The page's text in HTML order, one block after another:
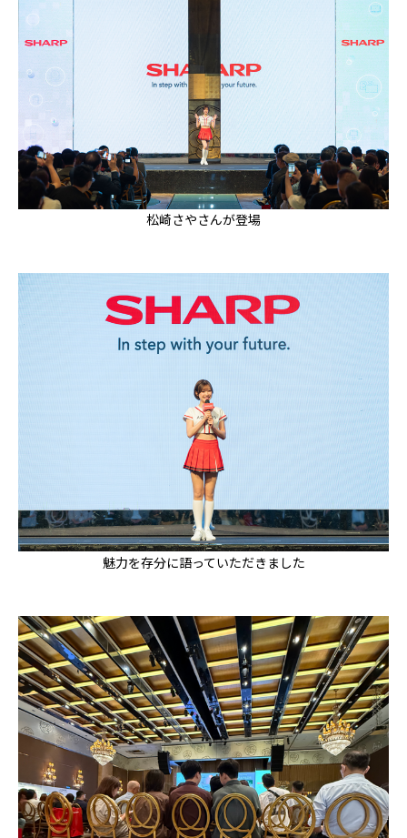
松崎さやさんが登場
魅力を存分に語っていただきました